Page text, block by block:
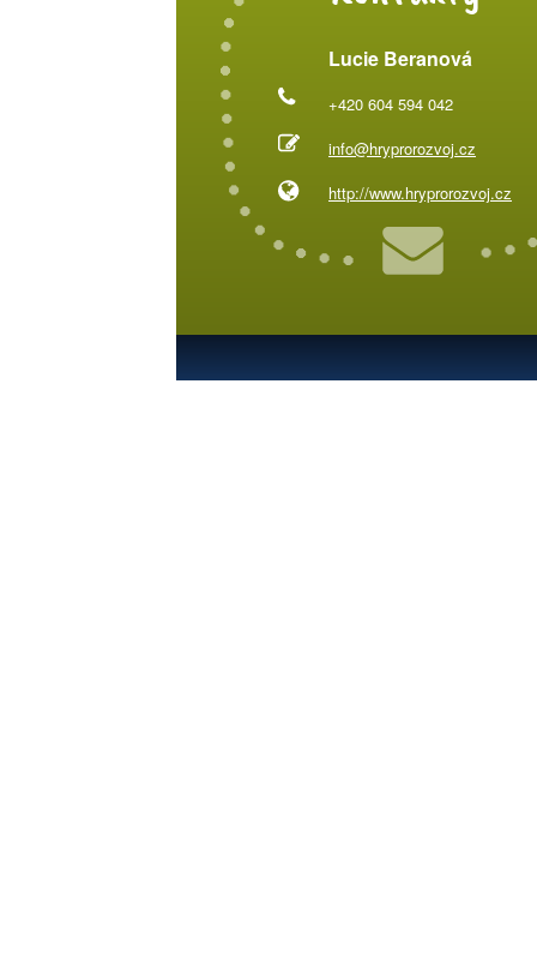
Lucie Beranová
+420 604 594 042
info@hryprorozvoj.cz
http://www.hryprorozvoj.cz